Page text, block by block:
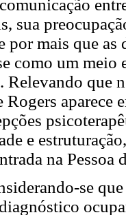
sua
por mais que as
como um meio
Relevando que
aparece
e
na Pessoa
se